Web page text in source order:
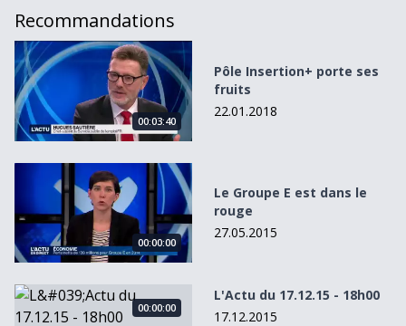
Recommandations
Pôle Insertion+ porte ses fruits
00:03:40
Pôle Insertion+ porte ses
fruits
22.01.2018
Le Groupe E est dans le rouge
00:00:00
Le Groupe E est dans le
rouge
27.05.2015
L&#039;Actu du 17.12.15 - 18h00
00:00:00
L'Actu du 17.12.15 - 18h00
17.12.2015